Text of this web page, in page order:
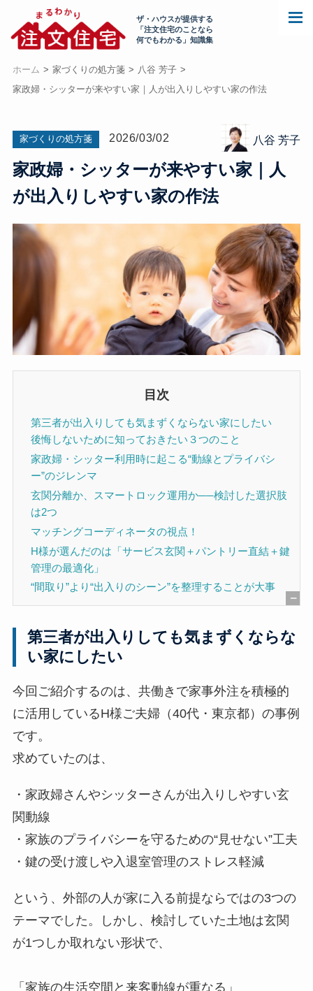
ザ・ハウスが提供する
「注文住宅のことなら
何でもわかる」知識集
ホーム 家づくりの処方箋
八谷 芳子
家政婦・シッターが来やすい家｜人が出入りしやすい家の作法
家づくりの処方箋 2026/03/02 八谷 芳子
家政婦・シッターが来やすい家｜人
が出入りしやすい家の作法
目次
[
表
第三者が出入りしても気まずくならない家にしたい
後悔しないために知っておきたい３つのこと
家政婦・シッター利用時に起こる“動線とプライバシ
ー”のジレンマ
玄関分離か、スマートロック運用か──検討した選択肢
は2つ
マッチングコーディネータの視点！
H様が選んだのは「サービス玄関＋パントリー直結＋鍵
管理の最適化」
“間取り”より“出入りのシーン”を整理することが大事
第三者が出入りしても気まずくならな
い家にしたい
今回ご紹介するのは、共働きで家事外注を積極的
に活用しているH様ご夫婦（40代・東京都）の事例
です。
求めていたのは、
・家政婦さんやシッターさんが出入りしやすい玄
関動線
・家族のプライバシーを守るための“見せない”工夫
・鍵の受け渡しや入退室管理のストレス軽減
という、外部の人が家に入る前提ならではの3つの
テーマでした。しかし、検討していた土地は玄関
が1つしか取れない形状で、
「家族の生活空間と来客動線が重なる」